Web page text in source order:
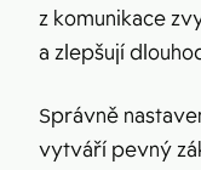
z komunikace
a zlepšují
Správně
vytváří pevný